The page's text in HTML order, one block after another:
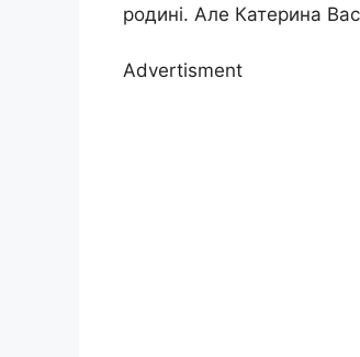
родині. Але Катерина
Advertisment